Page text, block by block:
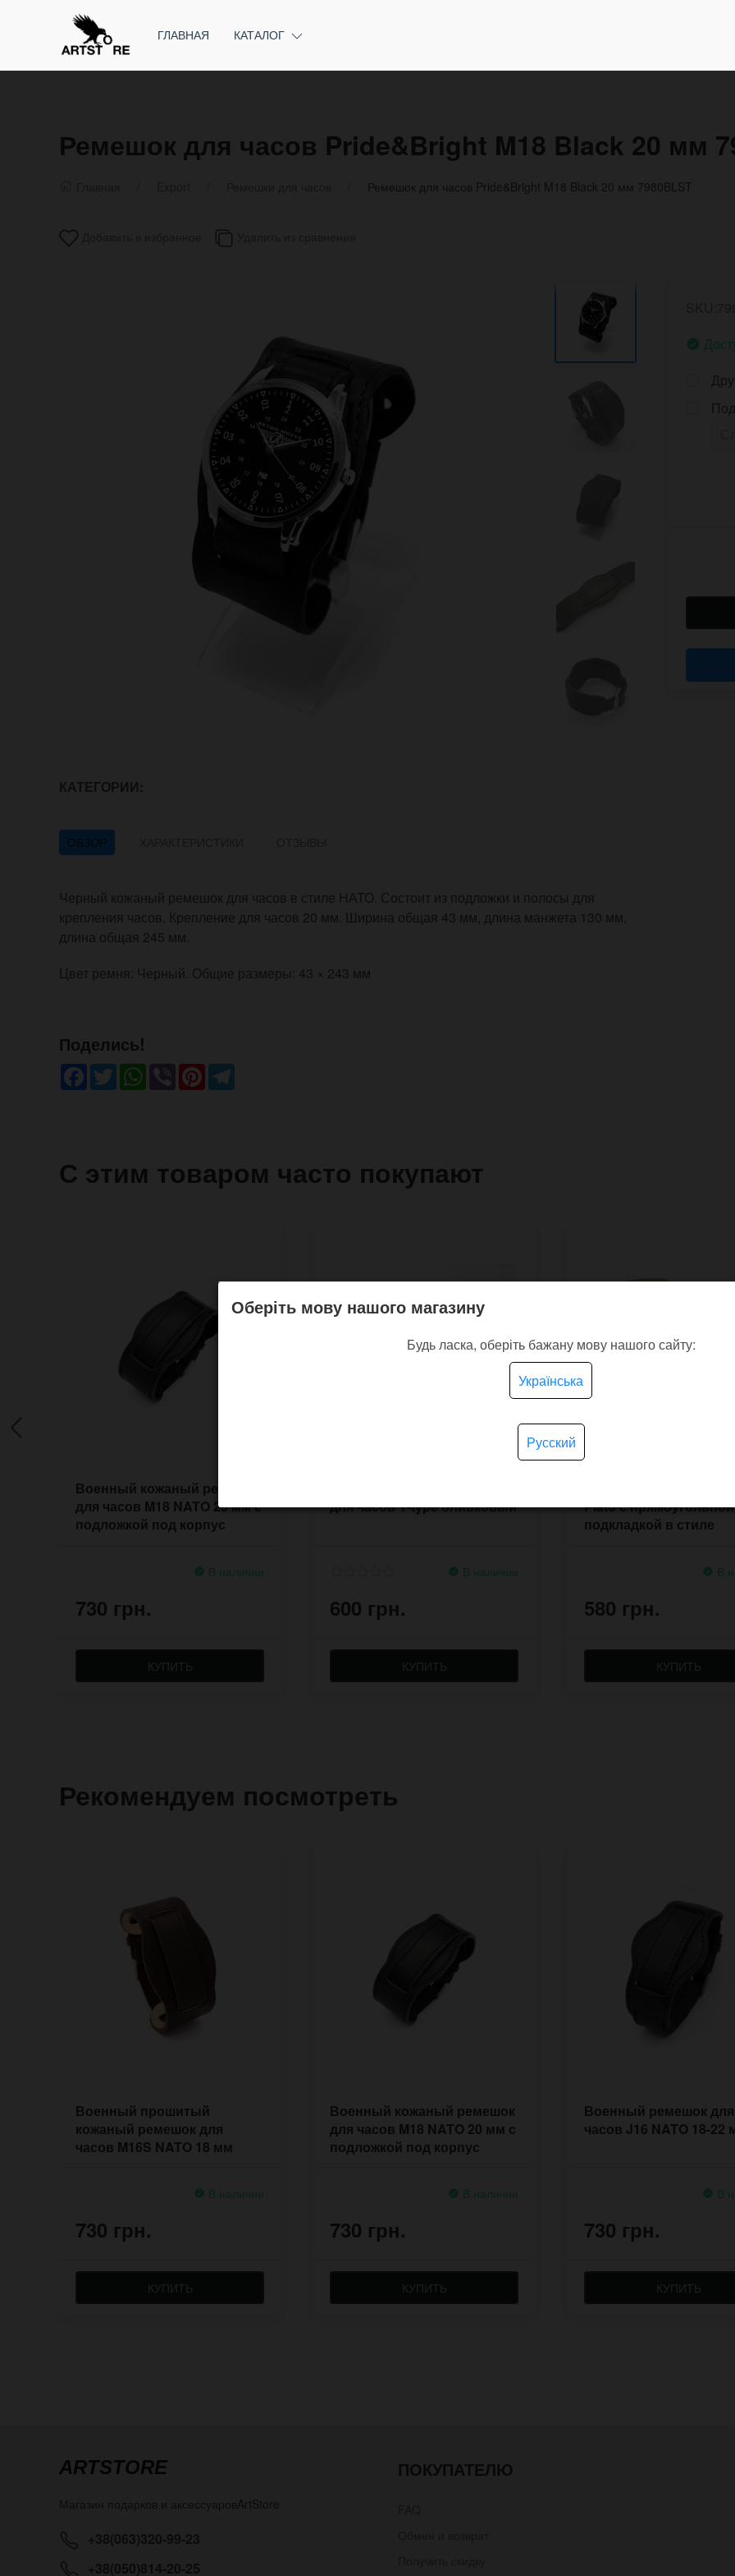
ГЛАВНАЯ КАТАЛОГ
Ремешок для часов Pride&Bright M18 Black 20 мм
Ремешок для часов Pride&Bright M18 Black 20 мм 7980BLST
КАТЕГОРИИ:
ОБЗОР
Черный кожаный ремешок для часов в стиле НАТО. Состоит из подложки и полосы для
крепления часов. Крепление для часов 20 мм. Ширина общая 43 мм, длина манжета 130 мм,
длина общая 245 мм.
Цвет ремня: Черный. Общие размеры: 43 × 243 мм
Поделись!
Facebook
TwitterWhatsApp
ViberPinterest
С этим товаром часто покупают
Военный кожаный ремешок
для часов M18 NATO 20 мм с
подложкой под корпус
В наличии
730 грн.
КУПИТЬ
для часов Y-type оливковый
В наличии
600 грн.
КУПИТЬ
Plato с прямоугольной
подкладкой в стиле
В
580 грн.
КУПИТЬ
Рекомендуем посмотреть
Военный прошитый
кожаный ремешок для
часов M16S NATO 18 мм
В наличии
730 грн.
КУПИТЬ
Военный кожаный ремешок
для часов M18 NATO 20 мм с
подложкой под корпус
В наличии
730 грн.
КУПИТЬ
Военный ремешок для
часов J16 NATO 18-22
В
730 грн.
КУПИТЬ
ARTSTORE ПОКУПАТЕЛЮ
Оберіть мову нашого магазину
Будь ласка, оберіть бажану мову нашого сайту:
Українська
Русский